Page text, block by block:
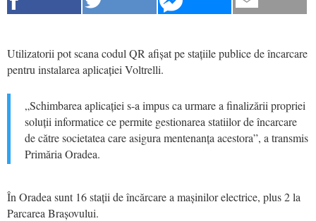
Utilizatorii pot scana codul QR afișat pe stațiile publice de încarcare
pentru instalarea aplicației Voltrelli.
„Schimbarea aplicației s-a impus ca urmare a finalizării propriei
soluții informatice ce permite gestionarea statiilor de încarcare
de către societatea care asigura mentenanța acestora”, a transmis
Primăria Oradea.
În Oradea sunt 16 stații de încărcare a mașinilor electrice, plus 2 la
Parcarea Brașovului.